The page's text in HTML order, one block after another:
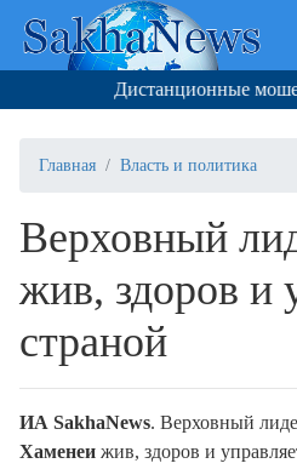
Дистанционные
Главная Власть и политика
Верховный
жив, здоров и
страной
ИА SakhaNews. Верховный
Хаменеи жив, здоров и